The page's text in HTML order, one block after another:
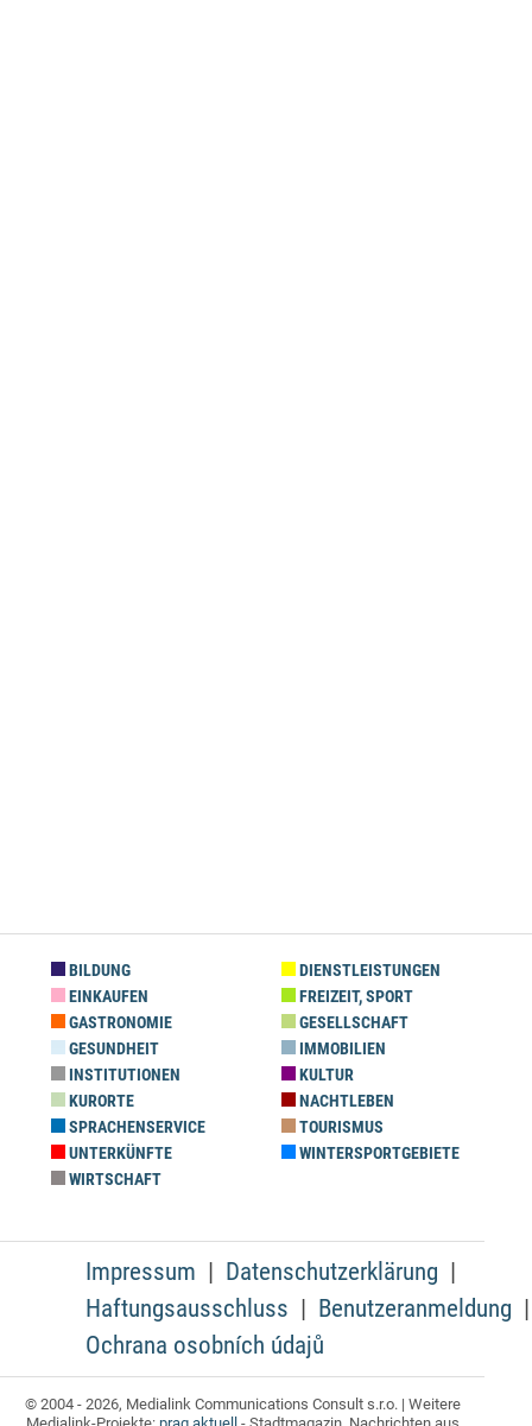
BILDUNG
DIENSTLEISTUNGEN
EINKAUFEN
FREIZEIT, SPORT
GASTRONOMIE
GESELLSCHAFT
GESUNDHEIT
IMMOBILIEN
INSTITUTIONEN
KULTUR
KURORTE
NACHTLEBEN
SPRACHENSERVICE
TOURISMUS
UNTERKÜNFTE
WINTERSPORTGEBIETE
WIRTSCHAFT
Impressum
Datenschutzerklärung
Haftungsausschluss
Benutzeranmeldung
Ochrana osobních údajů
© 2004 - 2026, Medialink Communications Consult s.r.o. | Weitere